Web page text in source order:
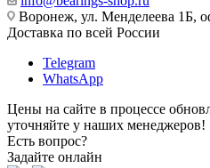
Воронеж, ул. Менделеева 1Б,
Доставка по всей России
Telegram
WhatsApp
Цены на сайте в процессе
уточняйте у наших менеджеров!
Есть вопрос?
Задайте онлайн